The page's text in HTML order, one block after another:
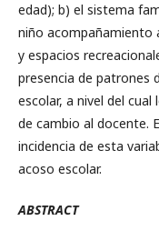
edad); b) el sistema
niño acompañamiento
y espacios
presencia de patrones
escolar, a nivel del
de cambio al docente.
incidencia de esta
acoso escolar.
ABSTRACT